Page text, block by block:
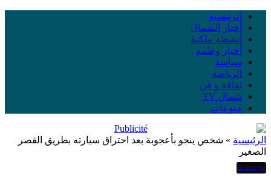
الرئيسية
أخبار الشمال
أنشطة ملكية
أخبار وطنية
سياسة
الرياضة
ثقافة و فن
شمال TV
منوعات
الرئيسية » شخص ينجو بأعجوبة بعد احتراق سيارته بطريق القصر
الصغير
غير مصنف